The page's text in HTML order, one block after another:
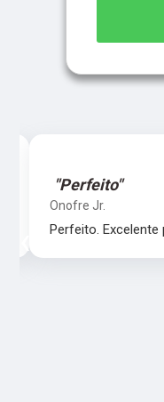
"Perfeito"
Onofre Jr.
Perfeito. Excelente
‹